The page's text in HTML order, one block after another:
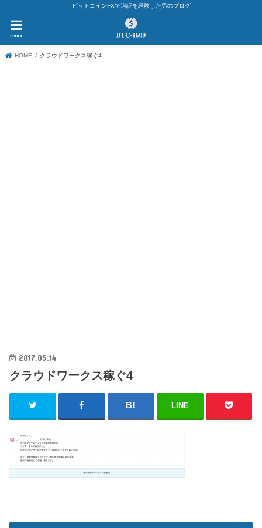
ビットコインFXで追証を経験した男のブログ
menu
HOME クラウドワークス稼ぐ4
2017.05.14
クラウドワークス稼ぐ4
LINE